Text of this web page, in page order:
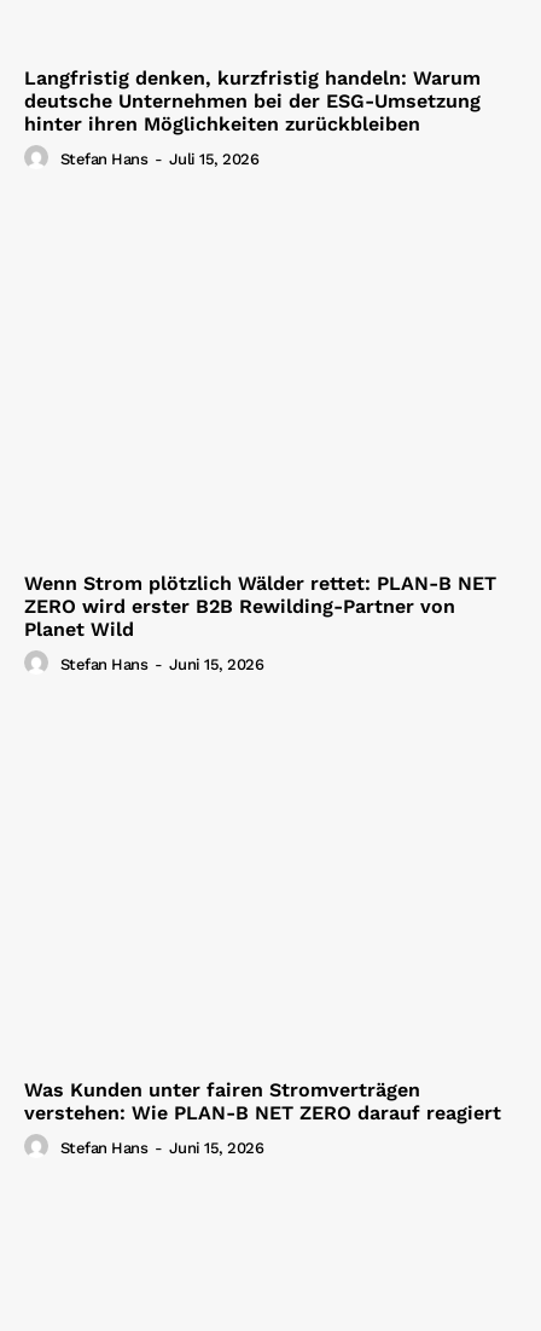
Langfristig denken, kurzfristig handeln: Warum
deutsche Unternehmen bei der ESG-Umsetzung
hinter ihren Möglichkeiten zurückbleiben
Stefan Hans - Juli 15, 2026
Wenn Strom plötzlich Wälder rettet: PLAN-B NET
ZERO wird erster B2B Rewilding-Partner von
Planet Wild
Stefan Hans - Juni 15, 2026
Was Kunden unter fairen Stromverträgen
verstehen: Wie PLAN-B NET ZERO darauf reagiert
Stefan Hans - Juni 15, 2026